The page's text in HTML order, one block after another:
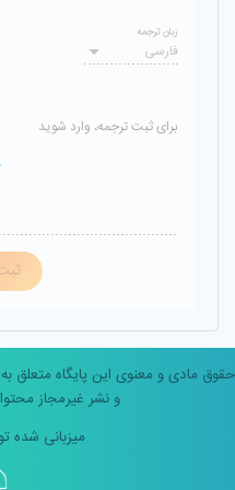
فارسی
زبان ترجمه
برای ثبت ترجمه، وارد شوید
حقوق مادی و معنوی این پایگاه متعلق به
و نشر غیرمجاز
میزبانی